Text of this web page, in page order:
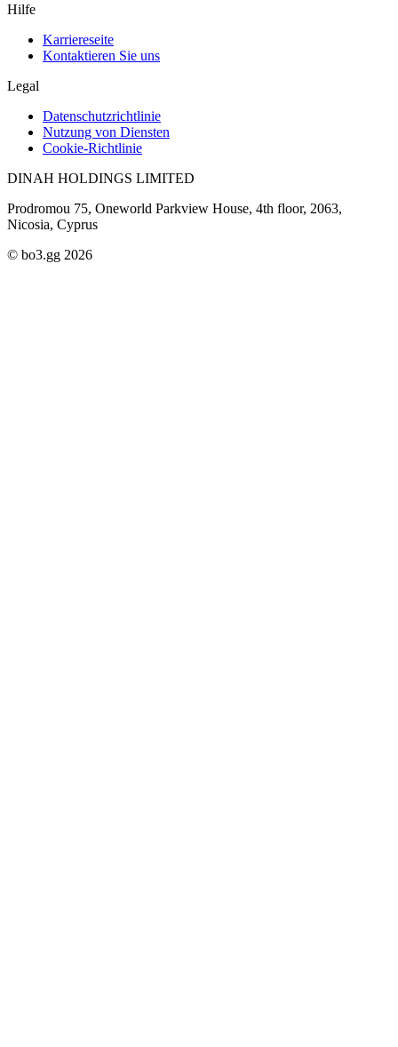
Hilfe
Karriereseite
Kontaktieren Sie uns
Legal
Datenschutzrichtlinie
Nutzung von Diensten
Cookie-Richtlinie
DINAH HOLDINGS LIMITED
Prodromou 75, Oneworld Parkview House, 4th floor, 2063,
Nicosia, Cyprus
© bo3.gg 2026